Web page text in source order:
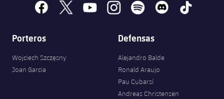
facebook
x youtubeinstagramspotify discord tiktok
Porteros
Wojciech Szczęsny
Joan Garcia
Defensas
Alejandro Balde
Ronald Araujo
Pau Cubarsí
Andreas Christensen